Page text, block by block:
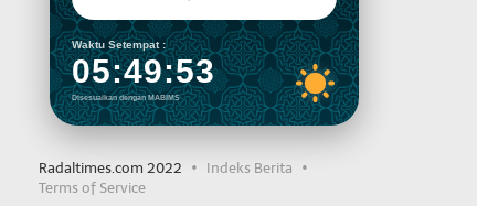
Waktu Setempat :
05:49:53
Disesuaikan dengan MABIMS
Radaltimes.com 2022
Indeks Berita
Terms of Service